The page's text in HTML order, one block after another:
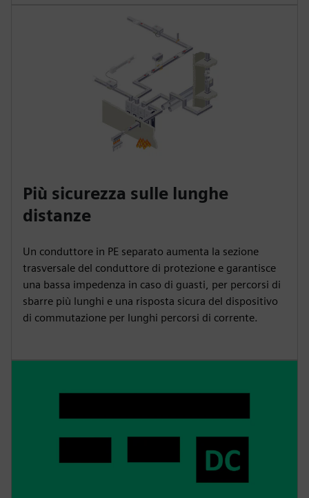
Più sicurezza sulle lunghe
distanze
Un conduttore in PE separato aumenta la sezione
trasversale del conduttore di protezione e garantisce
una bassa impedenza in caso di guasti, per percorsi di
sbarre più lunghi e una risposta sicura del dispositivo
di commutazione per lunghi percorsi di corrente.